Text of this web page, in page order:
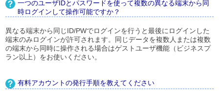
一つのユーザIDとパスワードを使って複数の異なる端末から同
時ログインして操作可能ですか？
異なる端末から同じID/PWでログインを行うと最後にログインした
端末のみログインが許可されます。同じデータを複数人または複数
の端末から同時に操作される場合はゲストユーザ機能（ビジネスプ
ラン以上）をお使いください。
有料アカウントの発行手順を教えてください